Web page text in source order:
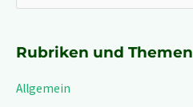
e
Rubriken und Themen
Allgemein